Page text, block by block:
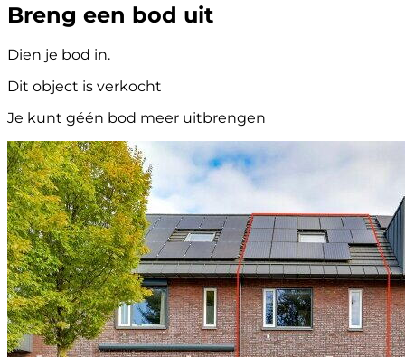
Breng een bod uit
Dien je bod in.
Dit object is verkocht
Je kunt géén bod meer uitbrengen